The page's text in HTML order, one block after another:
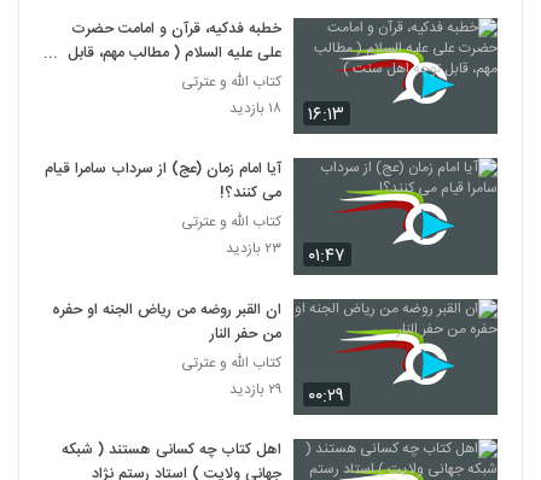
۱۶:۱۳
خطبه فدکیه، قرآن و امامت حضرت
علی علیه السلام ( مطالب مهم، قابل
توجه اهل سنت )
کتاب الله و عترتی
۱۸ بازدید
۰۱:۴۷
آیا امام زمان (عج) از سرداب سامرا قیام
می کنند؟!
کتاب الله و عترتی
۲۳ بازدید
۰۰:۲۹
ان القبر روضه من ریاض الجنه او حفره
من حفر النار
کتاب الله و عترتی
۲۹ بازدید
اهل کتاب چه کسانی هستند ( شبکه
جهانی ولایت ) استاد رستم نژاد